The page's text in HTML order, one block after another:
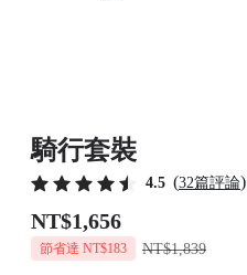
騎行套裝
4.5 (32篇評論)
NT$1,656
節省達 NT$183 NT$1,839